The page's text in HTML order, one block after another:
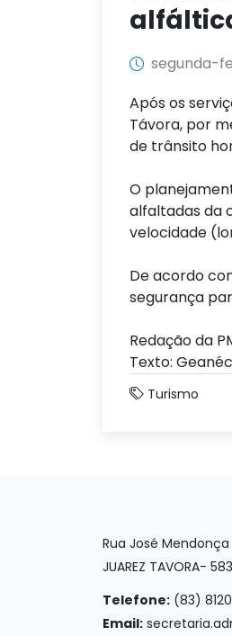
segunda-
Após os
Távora, por
de trânsito
O
alfaltadas da
velocidade
De acordo
segurança
Redação da
Texto:
Turismo
Rua José
JUAREZ TAVORA-
Telefone: (83)
Email: